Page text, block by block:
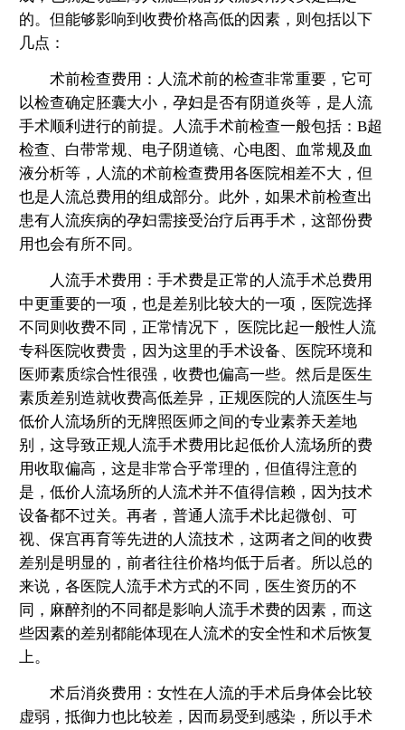
的。但能够影响到收费价格高低的因素，则包括以下
几点：
术前检查费用：人流术前的检查非常重要，它可
以检查确定胚囊大小，孕妇是否有阴道炎等，是人流
手术顺利进行的前提。人流手术前检查一般包括：B超
检查、白带常规、电子阴道镜、心电图、血常规及血
液分析等，人流的术前检查费用各医院相差不大，但
也是人流总费用的组成部分。此外，如果术前检查出
患有人流疾病的孕妇需接受治疗后再手术，这部份费
用也会有所不同。
人流手术费用：手术费是正常的人流手术总费用
中更重要的一项，也是差别比较大的一项，医院选择
不同则收费不同，正常情况下， 医院比起一般性人流
专科医院收费贵，因为这里的手术设备、医院环境和
医师素质综合性很强，收费也偏高一些。然后是医生
素质差别造就收费高低差异，正规医院的人流医生与
低价人流场所的无牌照医师之间的专业素养天差地
别，这导致正规人流手术费用比起低价人流场所的费
用收取偏高，这是非常合乎常理的，但值得注意的
是，低价人流场所的人流术并不值得信赖，因为技术
设备都不过关。再者，普通人流手术比起微创、可
视、保宫再育等先进的人流技术，这两者之间的收费
差别是明显的，前者往往价格均低于后者。所以总的
来说，各医院人流手术方式的不同，医生资历的不
同，麻醉剂的不同都是影响人流手术费的因素，而这
些因素的差别都能体现在人流术的安全性和术后恢复
上。
术后消炎费用：女性在人流的手术后身体会比较
虚弱，抵御力也比较差，因而易受到感染，所以手术